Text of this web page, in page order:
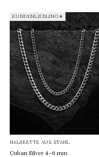
KUNDENLIEBLING★
HALSKETTE AUS STAHL
Cuban Silver 4–6 mm